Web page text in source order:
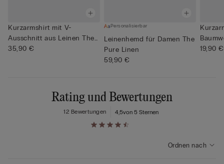
Kurzarmshirt mit V-
Ausschnitt aus Leinen The
Pure ...
35,90 €
Personalisierbar
Leinenhemd für Damen The
Pure Linen
59,90 €
19,90 €
Rating und Bewertungen
4,5von 5 Sternen
12 Bewertungen
Ordnen nach